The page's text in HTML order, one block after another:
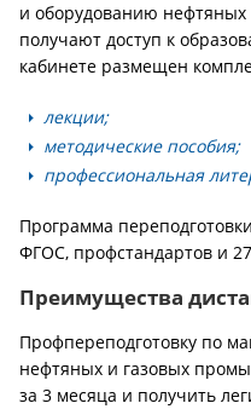
и оборудованию
получают доступ к
кабинете размещен
лекции;
методические пособия;
профессиональная
Программа
ФГОС, профстандартов и
Преимущества
Профпереподготовку по
нефтяных и газовых
за 3 месяца и получить